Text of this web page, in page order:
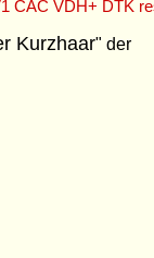
CAC VDH+ DTK
Kurzhaar" der